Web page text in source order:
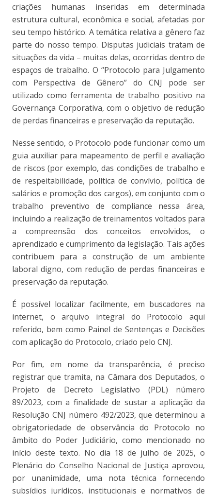
criações humanas inseridas em determinada
estrutura cultural, econômica e social, afetadas por
seu tempo histórico. A temática relativa a gênero faz
parte do nosso tempo. Disputas judiciais tratam de
situações da vida – muitas delas, ocorridas dentro de
espaços de trabalho. O “Protocolo para Julgamento
com Perspectiva de Gênero” do CNJ pode ser
utilizado como ferramenta de trabalho positivo na
Governança Corporativa, com o objetivo de redução
de perdas financeiras e preservação da reputação.
Nesse sentido, o Protocolo pode funcionar como um
guia auxiliar para mapeamento de perfil e avaliação
de riscos (por exemplo, das condições de trabalho e
de respeitabilidade, política de convívio, política de
salários e promoção dos cargos), em conjunto com o
trabalho preventivo de compliance nessa área,
incluindo a realização de treinamentos voltados para
a compreensão dos conceitos envolvidos, o
aprendizado e cumprimento da legislação. Tais ações
contribuem para a construção de um ambiente
laboral digno, com redução de perdas financeiras e
preservação da reputação.
É possível localizar facilmente, em buscadores na
internet, o arquivo integral do Protocolo aqui
referido, bem como Painel de Sentenças e Decisões
com aplicação do Protocolo, criado pelo CNJ.
Por fim, em nome da transparência, é preciso
registrar que tramita, na Câmara dos Deputados, o
Projeto de Decreto Legislativo (PDL) número
89/2023, com a finalidade de sustar a aplicação da
Resolução CNJ número 492/2023, que determinou a
obrigatoriedade de observância do Protocolo no
âmbito do Poder Judiciário, como mencionado no
início deste texto. No dia 18 de julho de 2025, o
Plenário do Conselho Nacional de Justiça aprovou,
por unanimidade, uma nota técnica fornecendo
subsídios jurídicos, institucionais e normativos de